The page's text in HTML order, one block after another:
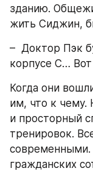
зданию.
жить Сиджин,
–  Доктор Пэк
корпусе С…
Когда они
им, что к чему.
и просторный
тренировок.
современными.
гражданских